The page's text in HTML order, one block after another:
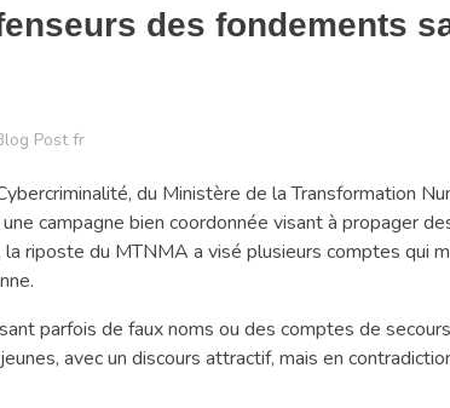
des fondements
Post fr
du Ministère de la Transformation
campagne bien coordonnée visant à propager
riposte du MTNMA a visé plusieurs comptes qui
parfois de faux noms ou des comptes de
avec un discours attractif, mais en